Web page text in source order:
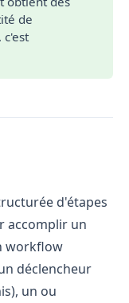
de
c'est
d'étapes
accomplir un
workflow
déclencheur
un ou